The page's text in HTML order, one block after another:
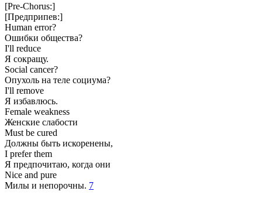
[Pre-Chorus:]
[Предприпев:]
Human error?
Ошибки общества?
I'll reduce
Я сокращу.
Social cancer?
Опухоль на теле социума?
I'll remove
Я избавлюсь.
Female weakness
Женские слабости
Must be cured
Должны быть искоренены,
I prefer them
Я предпочитаю, когда они
Nice and pure
Милы и непорочны. 7